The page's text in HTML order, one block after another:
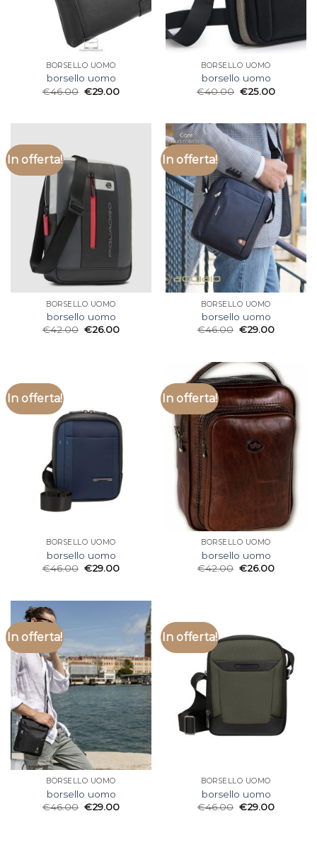
BORSELLO UOMO
borsello uomo
€46.00 €29.00
BORSELLO UOMO
borsello uomo
€40.00 €25.00
In offerta!
BORSELLO UOMO
borsello uomo
€42.00 €26.00
In offerta!
BORSELLO UOMO
borsello uomo
€46.00 €29.00
In offerta!
BORSELLO UOMO
borsello uomo
€46.00 €29.00
In offerta!
BORSELLO UOMO
borsello uomo
€42.00 €26.00
In offerta!
BORSELLO UOMO
borsello uomo
€46.00 €29.00
In offerta!
BORSELLO UOMO
borsello uomo
€46.00 €29.00